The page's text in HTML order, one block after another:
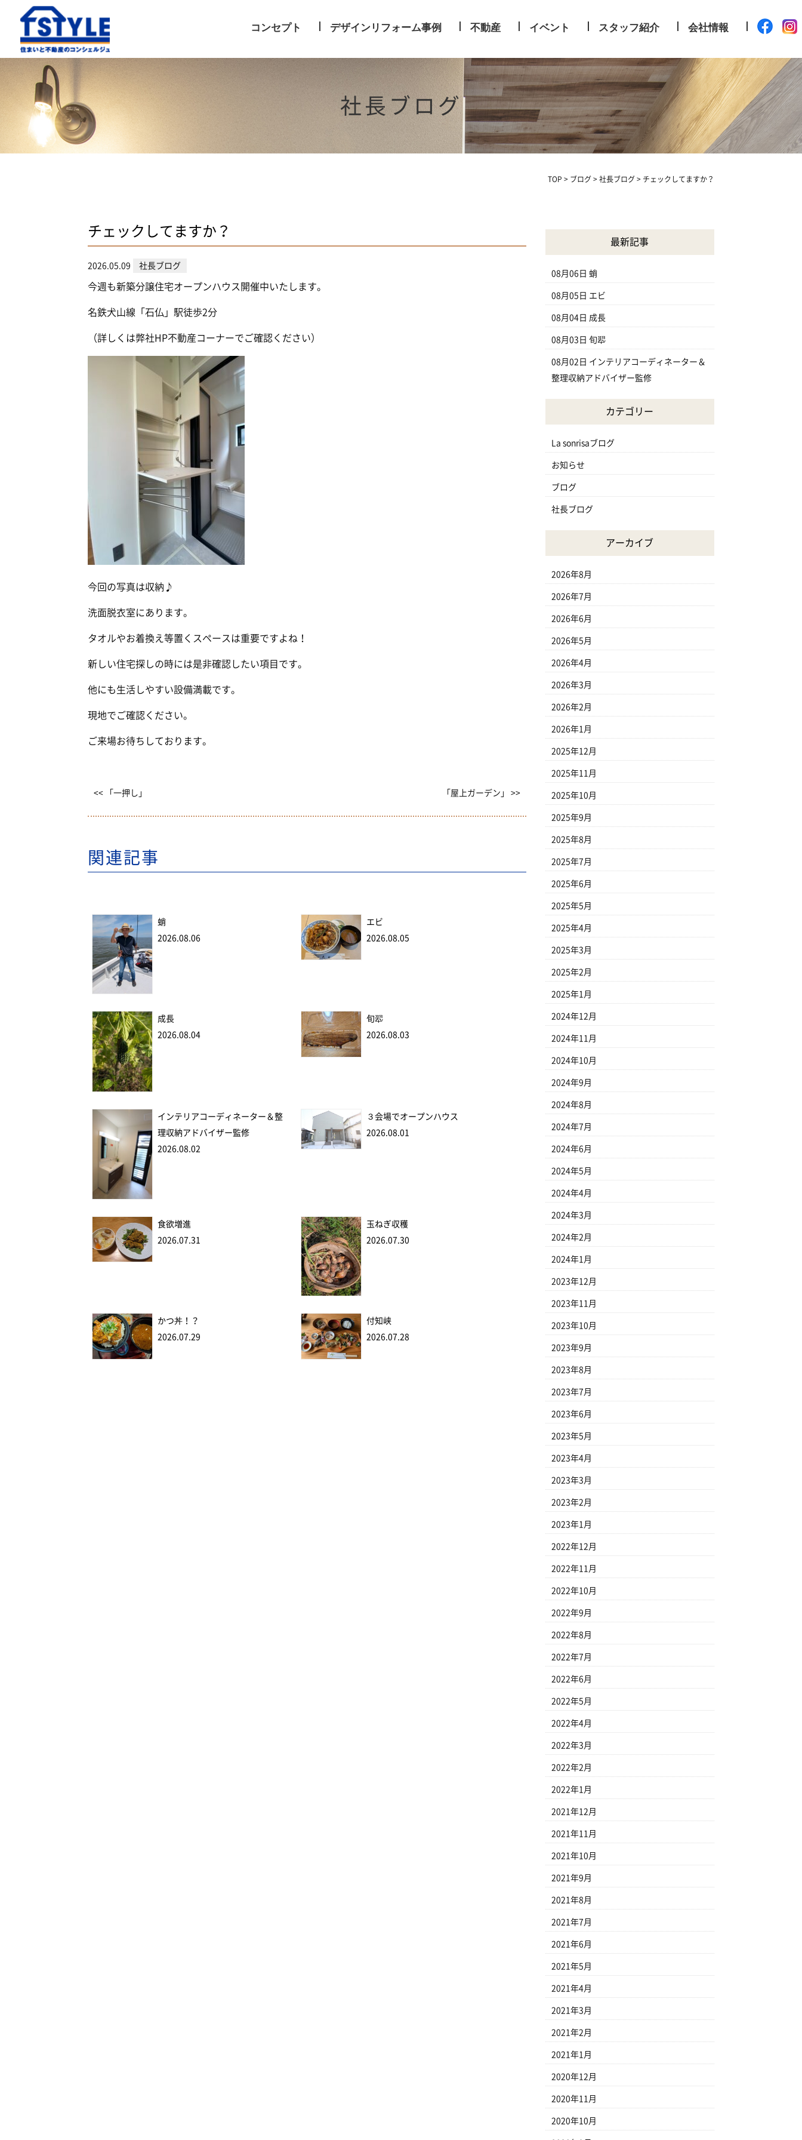
コンセプト デザインリフォーム事例 不動産 イベント スタッフ紹介 会社情報
社長ブログ
TOP > ブログ > 社長ブログ > チェックしてますか？
チェックしてますか？
2026.05.09 社長ブログ
今週も新築分譲住宅オープンハウス開催中いたします。
名鉄犬山線「石仏」駅徒歩2分
（詳しくは弊社HP不動産コーナーでご確認ください）
今回の写真は収納♪
洗面脱衣室にあります。
タオルやお着換え等置くスペースは重要ですよね！
新しい住宅探しの時には是非確認したい項目です。
他にも生活しやすい設備満載です。
現地でご確認ください。
ご来場お待ちしております。
<< 「一押し」 「屋上ガーデン」 >>
関連記事
蛸
2026.08.06
エビ
2026.08.05
成長
2026.08.04
旬翆
2026.08.03
インテリアコーディネーター＆整
理収納アドバイザー監修
2026.08.02
３会場でオープンハウス
2026.08.01
食欲増進
2026.07.31
玉ねぎ収穫
2026.07.30
かつ丼！？
2026.07.29
付知峡
2026.07.28
最新記事
08月06日 蛸
08月05日 エビ
08月04日 成長
08月03日 旬翆
08月02日 インテリアコーディネーター＆
整理収納アドバイザー監修
カテゴリー
La sonrisaブログ
お知らせ
ブログ
社長ブログ
アーカイブ
2026年8月
2026年7月
2026年6月
2026年5月
2026年4月
2026年3月
2026年2月
2026年1月
2025年12月
2025年11月
2025年10月
2025年9月
2025年8月
2025年7月
2025年6月
2025年5月
2025年4月
2025年3月
2025年2月
2025年1月
2024年12月
2024年11月
2024年10月
2024年9月
2024年8月
2024年7月
2024年6月
2024年5月
2024年4月
2024年3月
2024年2月
2024年1月
2023年12月
2023年11月
2023年10月
2023年9月
2023年8月
2023年7月
2023年6月
2023年5月
2023年4月
2023年3月
2023年2月
2023年1月
2022年12月
2022年11月
2022年10月
2022年9月
2022年8月
2022年7月
2022年6月
2022年5月
2022年4月
2022年3月
2022年2月
2022年1月
2021年12月
2021年11月
2021年10月
2021年9月
2021年8月
2021年7月
2021年6月
2021年5月
2021年4月
2021年3月
2021年2月
2021年1月
2020年12月
2020年11月
2020年10月